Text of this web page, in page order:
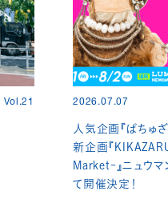
Vol.21 2026.07.07
人気企画『ぱちゅ
新企画『
Market-』ニュウ
て開催決定！